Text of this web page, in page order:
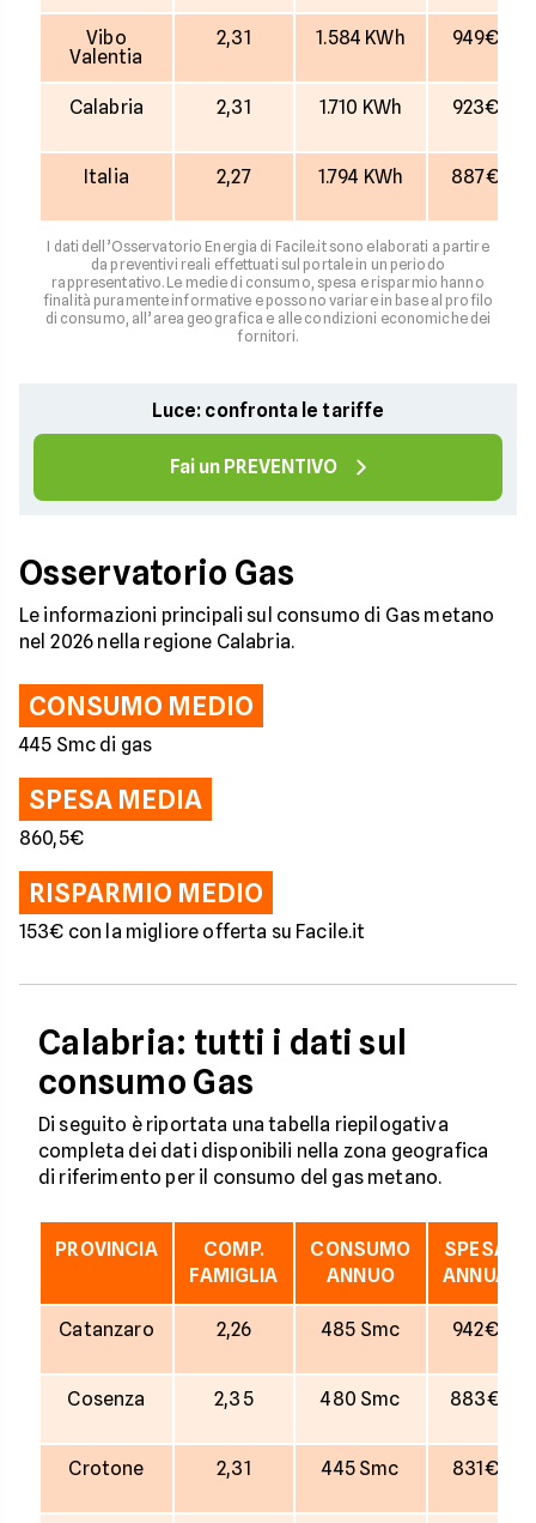
Vibo
Valentia
2,31 1.584 KWh 949€
Calabria 2,31 1.710 KWh 923€
Italia 2,27 1.794 KWh 887€
I dati dell’Osservatorio Energia di Facile.it sono elaborati a partire
da preventivi reali effettuati sul portale in un periodo
rappresentativo. Le medie di consumo, spesa e risparmio hanno
finalità puramente informative e possono variare in base al profilo
di consumo, all’area geografica e alle condizioni economiche dei
fornitori.
Luce: confronta le tariffe
Fai un PREVENTIVO
Osservatorio Gas
Le informazioni principali sul consumo di Gas metano
nel 2026 nella regione Calabria.
CONSUMO MEDIO
445 Smc di gas
SPESA MEDIA
860,5€
RISPARMIO MEDIO
153€ con la migliore offerta su Facile.it
Calabria: tutti i dati sul
consumo Gas
Di seguito è riportata una tabella riepilogativa
completa dei dati disponibili nella zona geografica
di riferimento per il consumo del gas metano.
PROVINCIA
COMP.
FAMIGLIA
CONSUMO
ANNUO
SPESA
ANNUA
Catanzaro 2,26 485 Smc 942€
Cosenza 2,35 480 Smc 883€
Crotone 2,31 445 Smc 831€